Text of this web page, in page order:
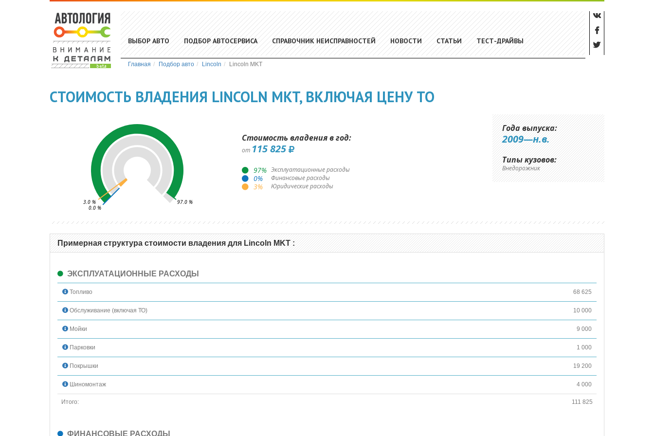
ВЫБОР АВТО ПОДБОР АВТОСЕРВИСА СПРАВОЧНИК НЕИСПРАВНОСТЕЙ НОВОСТИ СТАТЬИ ТЕСТ-ДРАЙВЫ
Главная Подбор авто Lincoln Lincoln MKT
СТОИМОСТЬ ВЛАДЕНИЯ LINCOLN MKT, ВКЛЮЧАЯ ЦЕНУ ТО
97.0 %
0.0 %
3.0 %
Стоимость владения в год:
от 115 825
97% Эксплуатационные расходы
0% Финансовые расходы
3% Юридические расходы
Года выпуска:
2009—н.в.
Типы кузовов:
Внедорожник
Примерная структура стоимости владения для Lincoln MKT :
ЭКСПЛУАТАЦИОННЫЕ РАСХОДЫ
Топливо 68 625
Обслуживание (включая ТО) 10 000
Мойки 9 000
Парковки 1 000
Покрышки 19 200
Шиномонтаж 4 000
Итого: 111 825
ФИНАНСОВЫЕ РАСХОДЫ